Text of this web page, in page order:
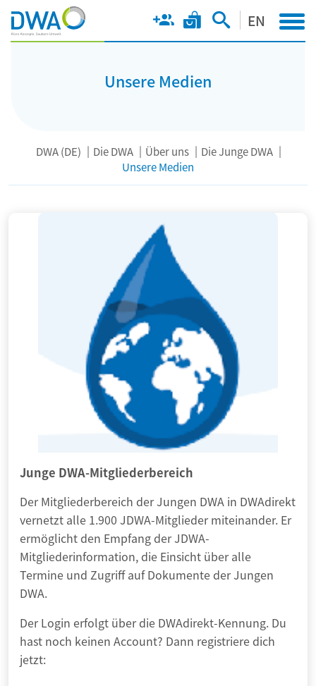
EN
Unsere Medien
DWA (DE) Die DWA Über uns
Die Junge DWA
Unsere Medien
Junge DWA-Mitgliederbereich
Der Mitgliederbereich der Jungen DWA in DWAdirekt
vernetzt alle 1.900 JDWA-Mitglieder miteinander. Er
ermöglicht den Empfang der JDWA-
Mitgliederinformation, die Einsicht über alle
Termine und Zugriff auf Dokumente der Jungen
DWA.
Der Login erfolgt über die DWAdirekt-Kennung. Du
hast noch keinen Account? Dann registriere dich
jetzt: